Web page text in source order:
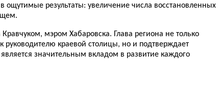
результаты: увеличение числа восстановленных
мэром Хабаровска. Глава региона не только
руководителю краевой столицы, но и подтверждает
значительным вкладом в развитие каждого